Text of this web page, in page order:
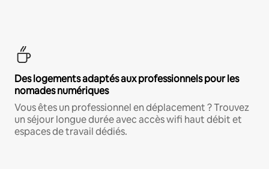
Des logements adaptés aux professionnels pour les
nomades numériques
Vous êtes un professionnel en déplacement ? Trouvez
un séjour longue durée avec accès wifi haut débit et
espaces de travail dédiés.